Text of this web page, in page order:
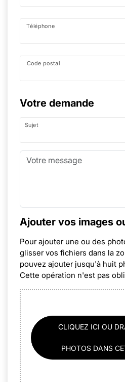
Téléphone
Code postal
Votre demande
Sujet
Ajouter vos images
Pour ajouter une ou des
glisser vos fichiers dans la
pouvez ajouter jusqu'à huit
Cette opération n'est pas
CLIQUEZ ICI OU
PHOTOS DANS